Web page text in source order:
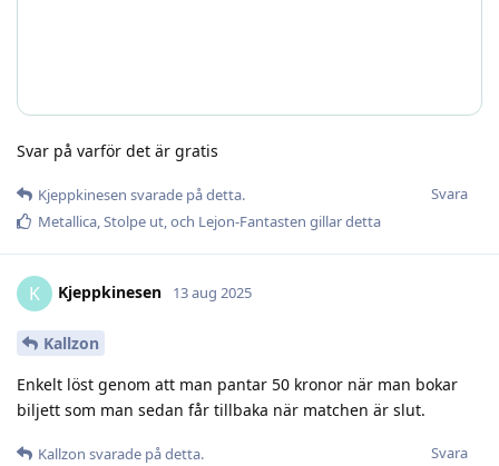
Svar på varför det är gratis
Svara
Kjeppkinesen svarade på detta.
Metallica,Stolpe ut, och Lejon-Fantasten gillar detta
K Kjeppkinesen 13 aug 2025
Kallzon
Enkelt löst genom att man pantar 50 kronor när man bokar
biljett som man sedan får tillbaka när matchen är slut.
Svara
Kallzon svarade på detta.